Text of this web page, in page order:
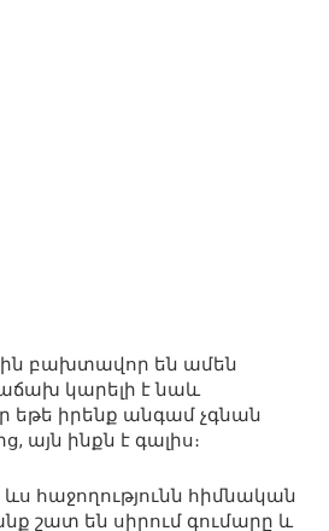
բախտավոր են ամեն
կարելի է նաև
եթե իրենք անգամ չգնան
այն ինքն է գալիս։
հաջողությունն հիմնական
շատ են սիրում գումարը և